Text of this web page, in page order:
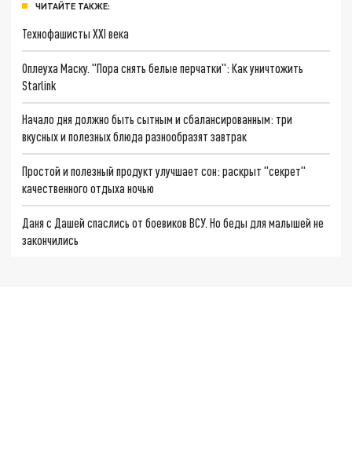
ЧИТАЙТЕ ТАКЖЕ:
Технофашисты XXI века
Оплеуха Маску. "Пора снять белые перчатки": Как уничтожить
Starlink
Начало дня должно быть сытным и сбалансированным: три
вкусных и полезных блюда разнообразят завтрак
Простой и полезный продукт улучшает сон: раскрыт "секрет"
качественного отдыха ночью
Даня с Дашей спаслись от боевиков ВСУ. Но беды для малышей не
закончились